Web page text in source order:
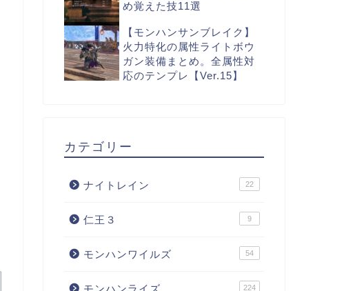
め覚えた技11選
【モンハンサンブレイク】
火力特化の属性ライトボウ
ガン装備まとめ。全属性対
応のテンプレ【Ver.15】
カテゴリー
ナイトレイン 22
仁王３ 9
モンハンワイルズ 54
モンハンライズ 224